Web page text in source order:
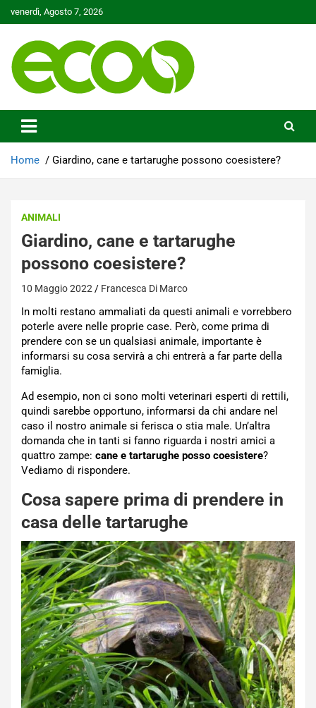
to
venerdì, Agosto 7, 2026
Ecoo.it
Home Giardino, cane e tartarughe possono coesistere?
ANIMALI
Giardino, cane e tartarughe
possono coesistere?
10 Maggio 2022 Francesca Di Marco
In molti restano ammaliati da questi animali e vorrebbero
poterle avere nelle proprie case. Però, come prima di
prendere con se un qualsiasi animale, importante è
informarsi su cosa servirà a chi entrerà a far parte della
famiglia.
Ad esempio, non ci sono molti veterinari esperti di rettili,
quindi sarebbe opportuno, informarsi da chi andare nel
caso il nostro animale si ferisca o stia male. Un’altra
domanda che in tanti si fanno riguarda i nostri amici a
quattro zampe: cane e tartarughe posso coesistere?
Vediamo di rispondere.
Cosa sapere prima di prendere in
casa delle tartarughe